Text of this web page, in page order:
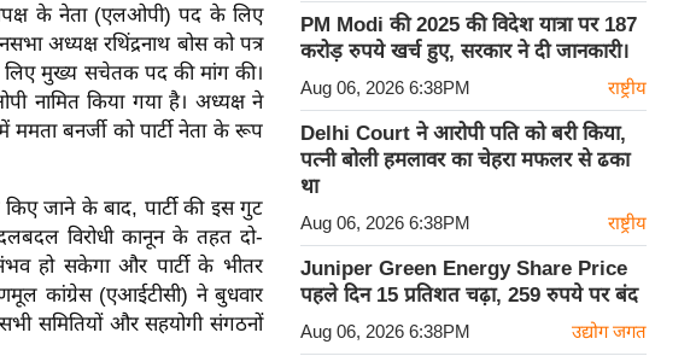
विपक्ष के नेता (एलओपी) पद के लिए
अध्यक्ष रथिंद्रनाथ बोस को पत्र
मुख्य सचेतक पद की मांग की।
नामित किया गया है। अध्यक्ष ने
ममता बनर्जी को पार्टी नेता के रूप
किए जाने के बाद, पार्टी की इस गुट
दलबदल विरोधी कानून के तहत दो-
हो सकेगा और पार्टी के भीतर
कांग्रेस (एआईटीसी) ने बुधवार
समितियों और सहयोगी संगठनों
PM Modi की 2025 की विदेश यात्रा पर 187
करोड़ रुपये खर्च हुए, सरकार ने दी जानकारी।
Aug 06, 2026 6:38PM राष्ट्रीय
Delhi Court ने आरोपी पति को बरी किया,
पत्नी बोली हमलावर का चेहरा मफलर से ढका
था
Aug 06, 2026 6:38PM राष्ट्रीय
Juniper Green Energy Share Price
पहले दिन 15 प्रतिशत चढ़ा, 259 रुपये पर बंद
Aug 06, 2026 6:38PM उद्योग जगत